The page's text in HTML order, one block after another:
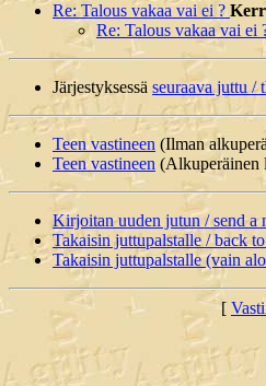
Re: Talous vakaa vai ei ?
Re: Talous vakaa vai ei
Järjestyksessä seuraava juttu /
Teen vastineen (Ilman
Teen vastineen (Alkuperäinen
Kirjoitan uuden jutun / send a
Takaisin juttupalstalle / back
Takaisin juttupalstalle (vain
[